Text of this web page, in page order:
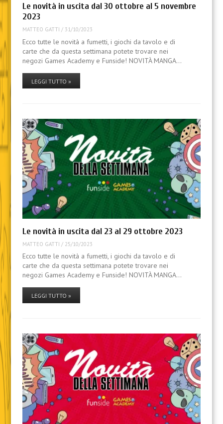
Le novità in uscita dal 30 ottobre al 5 novembre
2023
MATTEO GATTI / 31/10/2023
Ecco tutte le novità a fumetti, i giochi da tavolo e di
carte che da questa settimana potete trovare nei
negozi Games Academy e Funside! NOVITÀ MANGA…
LEGGI TUTTO »
Le novità in uscita dal 23 al 29 ottobre 2023
MATTEO GATTI / 25/10/2023
Ecco tutte le novità a fumetti, i giochi da tavolo e di
carte che da questa settimana potete trovare nei
negozi Games Academy e Funside! NOVITÀ MANGA…
LEGGI TUTTO »